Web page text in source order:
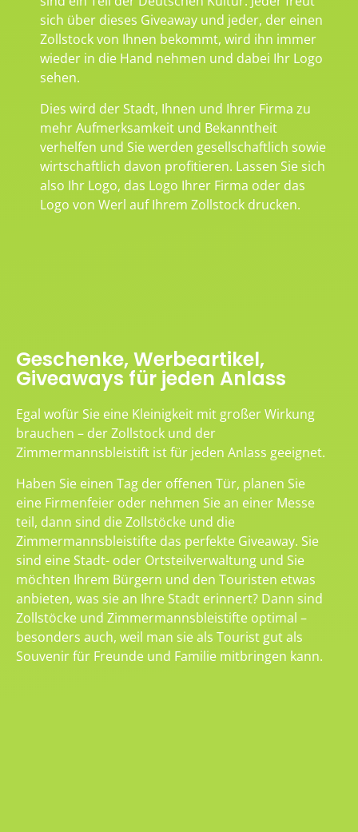
sich über dieses Giveaway und jeder, der einen
Zollstock von Ihnen bekommt, wird ihn immer
wieder in die Hand nehmen und dabei Ihr Logo
sehen.
Dies wird der Stadt, Ihnen und Ihrer Firma zu
mehr Aufmerksamkeit und Bekanntheit
verhelfen und Sie werden gesellschaftlich sowie
wirtschaftlich davon profitieren. Lassen Sie sich
also Ihr Logo, das Logo Ihrer Firma oder das
Logo von Werl auf Ihrem Zollstock drucken.
Geschenke, Werbeartikel,
Giveaways für jeden Anlass
Egal wofür Sie eine Kleinigkeit mit großer Wirkung
brauchen – der Zollstock und der
Zimmermannsbleistift ist für jeden Anlass geeignet.
Haben Sie einen Tag der offenen Tür, planen Sie
eine Firmenfeier oder nehmen Sie an einer Messe
teil, dann sind die Zollstöcke und die
Zimmermannsbleistifte das perfekte Giveaway. Sie
sind eine Stadt- oder Ortsteilverwaltung und Sie
möchten Ihrem Bürgern und den Touristen etwas
anbieten, was sie an Ihre Stadt erinnert? Dann sind
Zollstöcke und Zimmermannsbleistifte optimal –
besonders auch, weil man sie als Tourist gut als
Souvenir für Freunde und Familie mitbringen kann.